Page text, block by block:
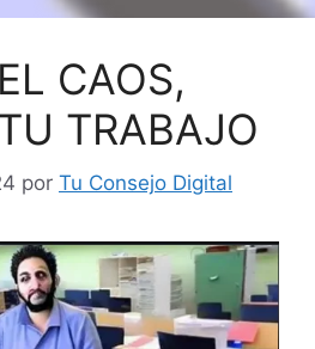
CAOS,
TRABAJO
por Tu Consejo Digital